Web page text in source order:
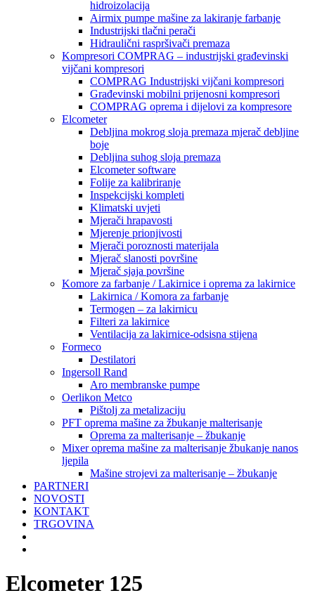
hidroizolacija
Airmix pumpe mašine za lakiranje farbanje
Industrijski tlačni perači
Hidraulični raspršivači premaza
Kompresori COMPRAG – industrijski građevinski
vijčani kompresori
COMPRAG Industrijski vijčani kompresori
Građevinski mobilni prijenosni kompresori
COMPRAG oprema i dijelovi za kompresore
Elcometer
Debljina mokrog sloja premaza mjerač debljine
boje
Debljina suhog sloja premaza
Elcometer software
Folije za kalibriranje
Inspekcijski kompleti
Klimatski uvjeti
Mjerači hrapavosti
Mjerenje prionjivosti
Mjerači poroznosti materijala
Mjerač slanosti površine
Mjerač sjaja površine
Komore za farbanje / Lakirnice i oprema za lakirnice
Lakirnica / Komora za farbanje
Termogen – za lakirnicu
Filteri za lakirnice
Ventilacija za lakirnice-odsisna stijena
Formeco
Destilatori
Ingersoll Rand
Aro membranske pumpe
Oerlikon Metco
Pištolj za metalizaciju
PFT oprema mašine za žbukanje malterisanje
Oprema za malterisanje – žbukanje
Mixer oprema mašine za malterisanje žbukanje nanos
ljepila
Mašine strojevi za malterisanje – žbukanje
PARTNERI
NOVOSTI
KONTAKT
TRGOVINA
Elcometer 125